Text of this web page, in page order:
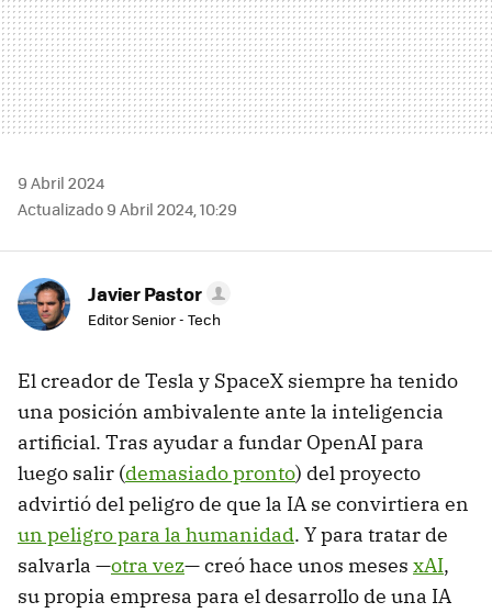
9 Abril 2024
Actualizado 9 Abril 2024, 10:29
Javier Pastor
Editor Senior - Tech
El creador de Tesla y SpaceX siempre ha tenido
una posición ambivalente ante la inteligencia
artificial. Tras ayudar a fundar OpenAI para
luego salir (demasiado pronto) del proyecto
advirtió del peligro de que la IA se convirtiera en
un peligro para la humanidad. Y para tratar de
salvarla —otra vez— creó hace unos meses xAI,
su propia empresa para el desarrollo de una IA